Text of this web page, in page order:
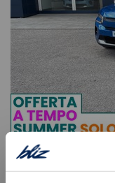
Citroen
1.2 puretech turbo